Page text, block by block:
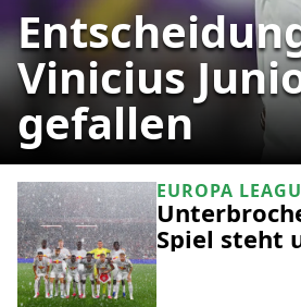
Vinicius
gefallen
EUROPA
Spiel steht